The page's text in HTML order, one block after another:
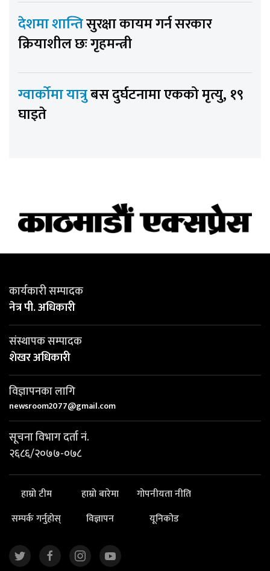
देशमा शान्तिसुरक्षा कायम गर्न सरकार
क्रियाशील छः गृहमन्त्री
ग्वार्कोमा यात्रुबस दुर्घटनामा एकको मृत्यु, १९
घाइते
कार्यकारी सम्पादक
नेत्र पी. अधिकारी
संस्थापक सम्पादक
शेखर अधिकारी
विज्ञापनका लागि
newsroom2077@gmail.com
सूचना विभाग दर्ता नं.
२६८६/२०७७-०७८
हाम्रो टीम हाम्रो बारेमा
गोपनीयता नीति
सम्पर्क गर्नुहोस्
विज्ञापन यूनिकोड